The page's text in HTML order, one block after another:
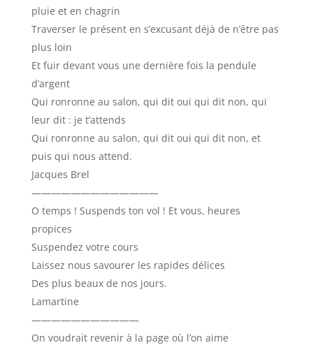
pluie et en chagrin
Traverser le présent en s’excusant déjà de n’être pas
plus loin
Et fuir devant vous une dernière fois la pendule
d’argent
Qui ronronne au salon, qui dit oui qui dit non, qui
leur dit : je t’attends
Qui ronronne au salon, qui dit oui qui dit non, et
puis qui nous attend.
Jacques Brel
—————————————
O temps ! Suspends ton vol ! Et vous, heures
propices
Suspendez votre cours
Laissez nous savourer les rapides délices
Des plus beaux de nos jours.
Lamartine
———————————
On voudrait revenir à la page où l’on aime